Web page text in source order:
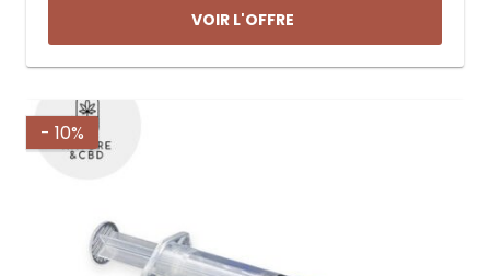
VOIR L'OFFRE
- 10%